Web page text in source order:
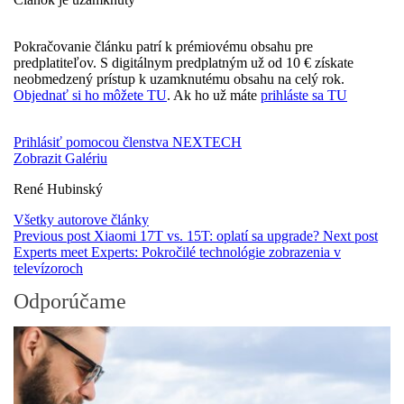
Pokračovanie článku patrí k prémiovému obsahu pre
predplatiteľov. S digitálnym predplatným už od 10 € získate
neobmedzený prístup k uzamknutému obsahu na celý rok.
Objednať si ho môžete TU. Ak ho už máte prihláste sa TU
Prihlásiť pomocou členstva NEXTECH
Zobrazit Galériu
René Hubinský
Všetky autorove články
Previous post Xiaomi 17T vs. 15T: oplatí sa upgrade? Next post
Experts meet Experts: Pokročilé technológie zobrazenia v
televízoroch
Odporúčame